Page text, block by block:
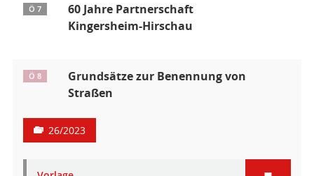
Ö 7
60 Jahre Partnerschaft
Kingersheim-Hirschau
Ö 8
Grundsätze zur Benennung von
Straßen
26/2023